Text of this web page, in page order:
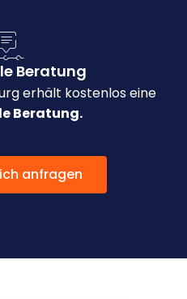
Beratung
erhält kostenlos eine
Beratung.
anfragen